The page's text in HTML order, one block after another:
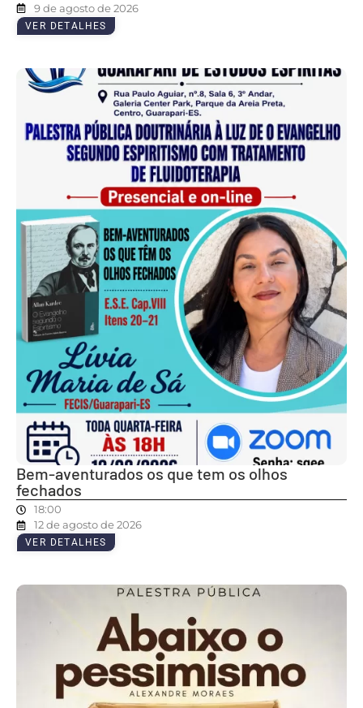
9 de agosto de 2026
VER DETALHES
Bem-aventurados os que tem os olhos
fechados
18:00
12 de agosto de 2026
VER DETALHES